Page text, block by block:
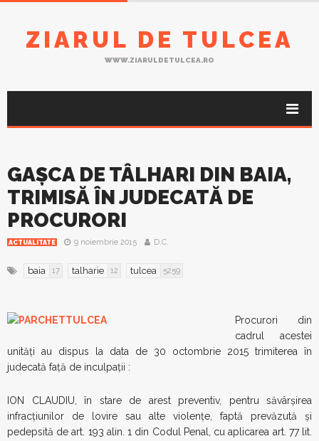
ZIARUL DE TULCEA
WWW.ZIARULDETULCEA.RO
GAŞCA DE TÂLHARI DIN BAIA,
TRIMISĂ ÎN JUDECATĂ DE
PROCURORI
ACTUALITATE 9 noiembrie 2015 D.C.
baia 17 talharie 12 tulcea 5259
Procurori din
cadrul acestei
unităţi au dispus la data de 30 octombrie 2015 trimiterea în
judecată faţă de inculpaţii :
ION CLAUDIU, în stare de arest preventiv, pentru săvârşirea
infracţiunilor de lovire sau alte violențe, faptă prevăzută și
pedepsită de art. 193 alin. 1 din Codul Penal, cu aplicarea art. 77 lit.